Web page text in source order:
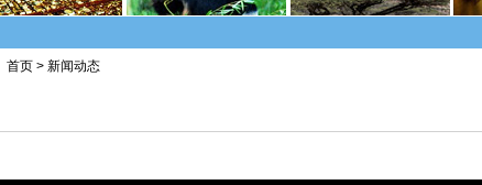
首页 > 新闻动态